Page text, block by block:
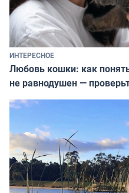
ИНТЕРЕСНОЕ
Любовь кошки: как
не равнодушен —